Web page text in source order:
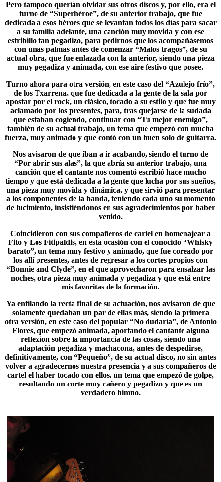
Pero tampoco querían olvidar sus otros discos y, por ello, era el
turno de “Superhéroe”, de su anterior trabajo, que fue
dedicada a esos héroes que se levantan todos los días para sacar
a su familia adelante, una canción muy movida y con ese
estribillo tan pegadizo, para pedirnos que los acompañásemos
con unas palmas antes de comenzar “Malos tragos”, de su
actual obra, que fue enlazada con la anterior, siendo una pieza
muy pegadiza y animada, con ese aire festivo que posee.
Turno ahora para otra versión, en este caso del “Azulejo frío”,
de los Txarrena, que fue dedicada a la gente de la sala por
apostar por el rock, un clásico, tocado a su estilo y que fue muy
aclamado por los presentes, para, tras quejarse de la sudada
que estaban cogiendo, continuar con “Tu mejor enemigo”,
también de su actual trabajo, un tema que empezó con mucha
fuerza, muy animado y que contó con un buen solo de guitarra.
Nos avisaron de que iban a ir acabando, siendo el turno de
“Por abrir sus alas”, la que abría su anterior trabajo, una
canción que el cantante nos comentó escribió hace mucho
tiempo y que está dedicada a la gente que lucha por sus sueños,
una pieza muy movida y dinámica, y que sirvió para presentar
a los componentes de la banda, teniendo cada uno su momento
de lucimiento, insistiéndonos en sus agradecimientos por haber
venido.
Coincidieron con sus compañeros de cartel en homenajear a
Fito y Los Fitipaldis, en esta ocasión con el conocido “Whisky
barato”, un tema muy festivo y animado, que fue coreado por
los allí presentes, antes de regresar a los cortes propios con
“Bonnie and Clyde”, en el que aprovecharon para ensalzar las
noches, otra pieza muy animada y pegadiza y que está entre
mis favoritas de la formación.
Ya enfilando la recta final de su actuación, nos avisaron de que
solamente quedaban un par de ellas más, siendo la primera
otra versión, en este caso del popular “No dudaría”, de Antonio
Flores, que empezó animada, aportando el cantante alguna
reflexión sobre la importancia de las cosas, siendo una
adaptación pegadiza y machacona, antes de despedirse,
definitivamente, con “Pequeño”, de su actual disco, no sin antes
volver a agradecernos nuestra presencia y a sus compañeros de
cartel el haber tocado con ellos, un tema que empezó de golpe,
resultando un corte muy cañero y pegadizo y que es un
verdadero himno.